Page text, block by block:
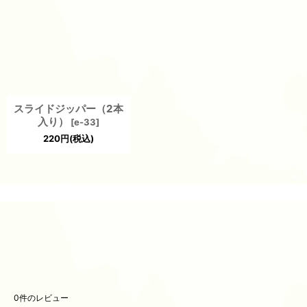
スライドジッパー（2本
入り）
[e-33]
220円(税込)
0件のレビュー